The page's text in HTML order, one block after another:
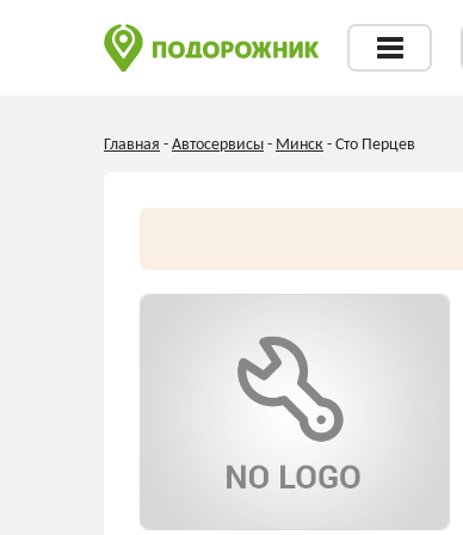
Главная - Автосервисы - Минск - Сто Перцев